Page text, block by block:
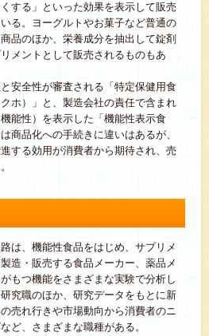
する」といった効果を表示して販売
る。ヨーグルトやお菓子など普通の
品のほか、栄養成分を抽出して錠剤
メントとして販売されるものもあ
安全性が審査される「特定保健用食
ホ）」と、製造会社の責任で含まれ
能性）を表示した「機能性表示食
商品化への手続きに違いはあるが、
する効用が消費者から期待され、売
は、機能性食品をはじめ、サプリメ
造・販売する食品メーカー、薬品メ
もつ機能をさまざまな実験で分析し
究職のほか、研究データをもとに新
売れ行きや市場動向から消費者のニ
ど、さまざまな職種がある。